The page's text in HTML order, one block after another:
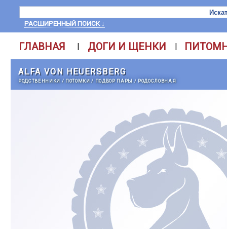
РАСШИРЕННЫЙ ПОИСК ↓
ГЛАВНАЯ | ДОГИ И ЩЕНКИ |
ALFA VON HEUERSBERG
РОДСТВЕННИКИ / ПОТОМКИ/ ПОДБОР ПАРЫ / РОДОСЛОВНАЯ